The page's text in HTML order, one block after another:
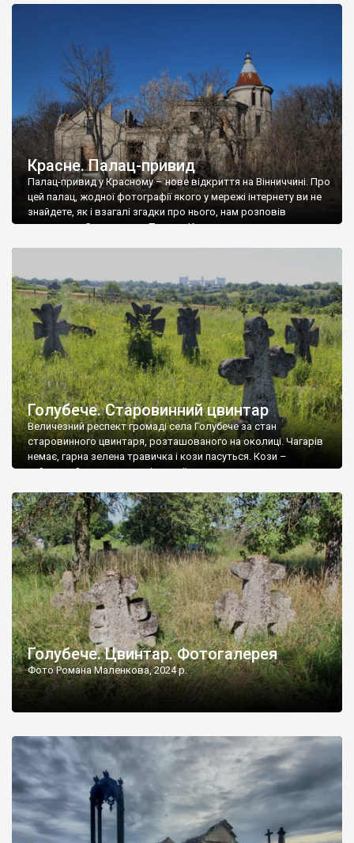
Красне. Палац-привид
Палац-привид у Красному – нове відкриття на Вінниччині. Про
цей палац, жодної фотографії якого у мережі інтернету ви не
знайдете, як і взагалі згадки про нього, нам розповів
мешканець Самгородка. Палац у Красному вразив не лише
Голубече. Старовинний цвинтар
Величезний респект громаді села Голубече за стан
старовинного цвинтаря, розташованого на околиці. Чагарів
немає, гарна зелена травичка і кози пасуться. Кози –
найкращий регулятор шкідливої, для старих кладовищ,
бруньками, кози ті бруньки обгризають, бо то улюблений
делікатес. На цвинтарі у Голубечому ціла колекція
різноманітних форм хрестів. Село відносно невелике, […]
Голубече. Цвинтар. Фотогалерея
Фото Романа Маленкова, 2024 р.